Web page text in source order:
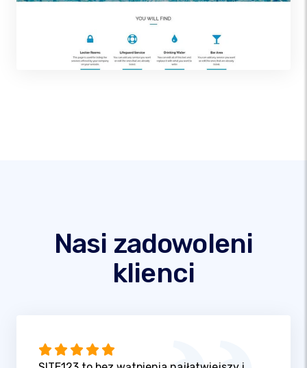
Nasi zadowoleni
klienci